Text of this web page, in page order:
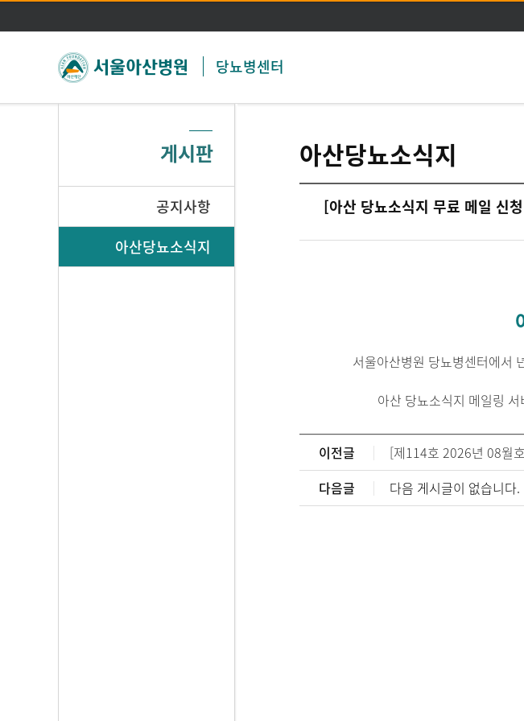
주본
당뇨병센터
게시판
공지사항
아산당뇨소식지
아산당뇨소식지
[아산 당뇨소식지 무료 메일 신
서울아산병원 당뇨병센터에서
아산 당뇨소식지 메일링
이전글
[제114호 2026년 08월
다음글
다음 게시글이 없습니다.